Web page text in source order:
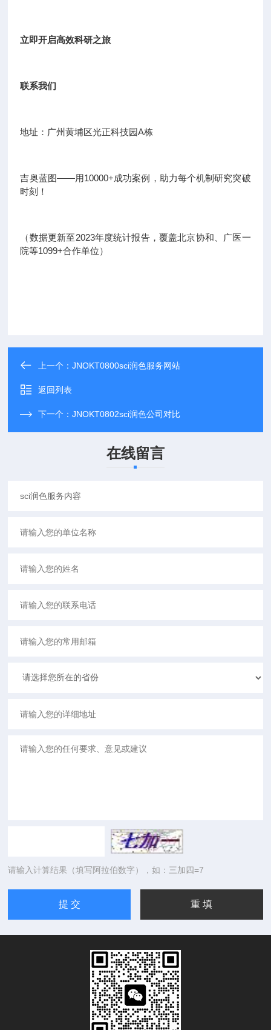
立即开启高效科研之旅
联系我们
地址：广州黄埔区光正科技园A栋
吉奥蓝图——用10000+成功案例，助力每个机制研究突破
时刻！
（数据更新至2023年度统计报告，覆盖北京协和、广医一
院等1099+合作单位）
上一个：JNOKT0800sci润色服务网站
返回列表
下一个：JNOKT0802sci润色公司对比
在线留言
请输入计算结果（填写阿拉伯数字），如：三加四=7